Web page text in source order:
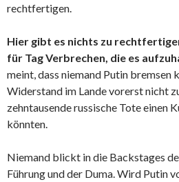
rechtfertigen.
Hier gibt es nichts zu
für Tag Verbrechen, die es
meint, dass niemand Putin bremsen
Widerstand im Lande vorerst nicht
zehntausende russische Tote einen
könnten.
Niemand blickt in die Backstages
Führung und der Duma. Wird Putin